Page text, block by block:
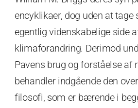
encyklikaer, dog uden at tage
egentlig videnskabelige side
klimaforandring. Derimod
Pavens brug og forståelse af
behandler indgående den
filosofi, som er bærende i